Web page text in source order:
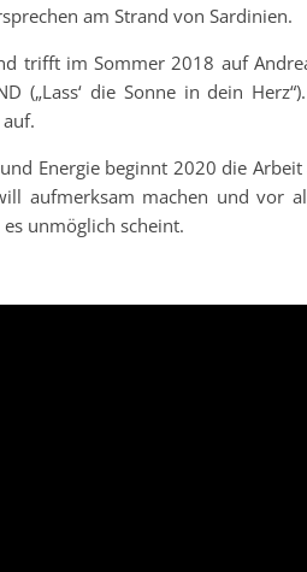
am Strand von Sardinien.
trifft im Sommer 2018 auf
(„Lass‘ die Sonne in dein
Energie beginnt 2020 die Arbeit
aufmerksam machen und vor
unmöglich scheint.